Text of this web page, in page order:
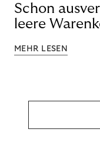
Schon
leere
MEHR LESEN